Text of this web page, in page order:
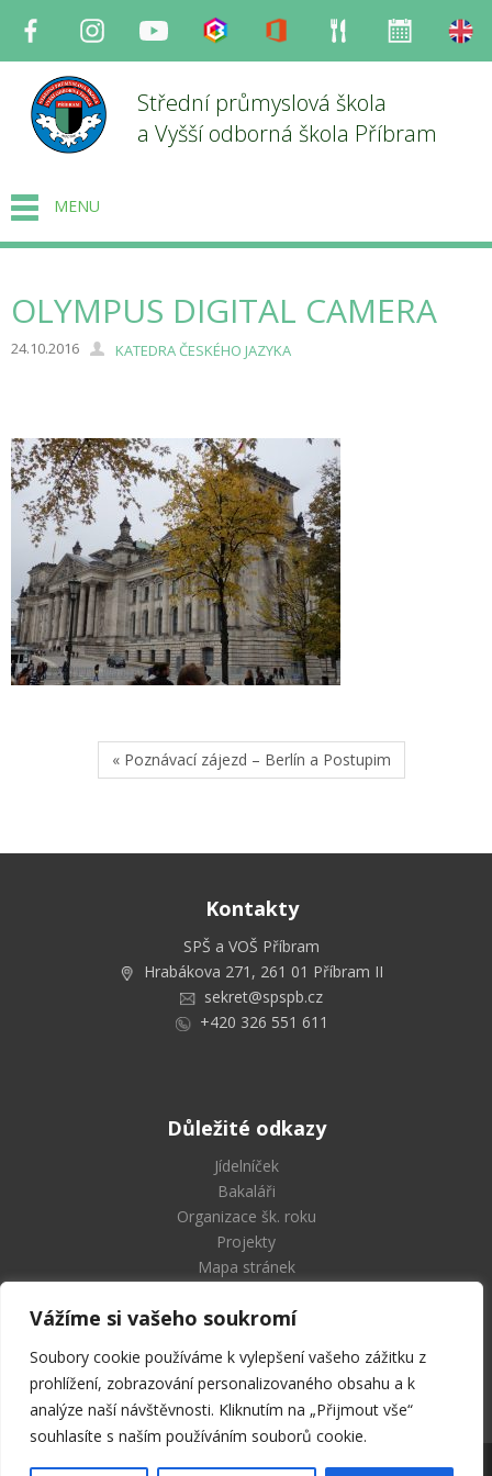
Vážíme si vašeho soukromí
Soubory cookie používáme k vylepšení vašeho zážitku z
prohlížení, zobrazování personalizovaného obsahu a k
analýze naší návštěvnosti. Kliknutím na „Přijmout vše“
souhlasíte s naším používáním souborů cookie.
Facebook InstagramYoutube Bakaláři Office Strava
Střední průmyslová škola
a Vyšší odborná škola Příbram
MENU
OLYMPUS DIGITAL CAMERA
24.10.2016 KATEDRA ČESKÉHO JAZYKA
« Poznávací zájezd – Berlín a Postupim
Kontakty
SPŠ a VOŠ Příbram
Hrabákova 271, 261 01 Příbram II
sekret@spspb.cz
+420 326 551 611
Důležité odkazy
Jídelníček
Bakaláři
Organizace šk. roku
Projekty
Mapa stránek
Střední průmyslová škola
a Vyšší odborná škola Příbram